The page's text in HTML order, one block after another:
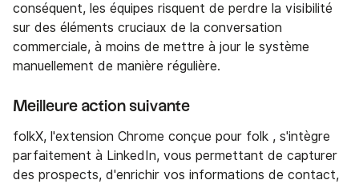
conséquent, les équipes risquent de perdre la visibilité
sur des éléments cruciaux de la conversation
commerciale, à moins de mettre à jour le système
manuellement de manière régulière.
Meilleure action suivante
folkX, l'extension Chrome conçue pour folk , s'intègre
parfaitement à LinkedIn, vous permettant de capturer
des prospects, d'enrichir vos informations de contact,